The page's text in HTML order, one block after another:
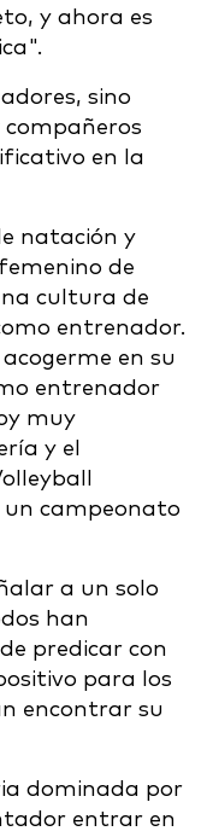
y ahora es
sino
en la
natación y
de
cultura de
entrenador.
en su
entrenador
muy
y el
campeonato
a un solo
han
predicar con
para los
encontrar su
dominada por
entrar en